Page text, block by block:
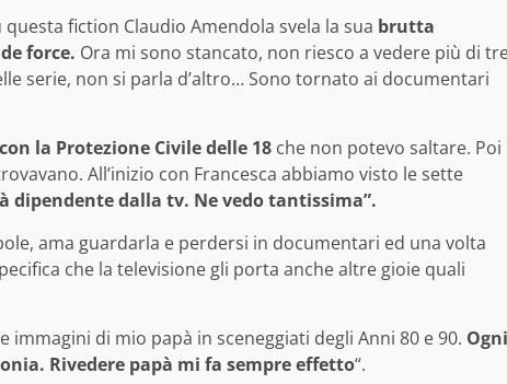
fiction Claudio Amendola svela la sua brutta
force. Ora mi sono stancato, non riesco a vedere più di
serie, non si parla d’altro… Sono tornato ai documentari
la Protezione Civile delle 18 che non potevo saltare. Poi
All’inizio con Francesca abbiamo visto le sette
dipendente dalla tv. Ne vedo tantissima”.
ama guardarla e perdersi in documentari ed una volta
che la televisione gli porta anche altre gioie quali
di mio papà in sceneggiati degli Anni 80 e 90. Ogni
Rivedere papà mi fa sempre effetto“.